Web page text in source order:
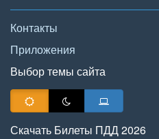
Контакты
Приложения
Выбор темы сайта
Скачать Билеты ПДД 2026